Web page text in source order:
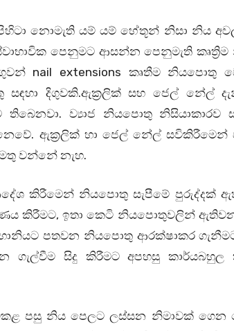
නොමැති යම් යම් හේතූන් නිසා නිය
පෙනුමට ආසන්න පෙනුමැති කෘත්‍රිම
nail extensions කෘතීම නියපොතු
සඳහා දිගුවකි.ඇක්‍රලික් සහ ජෙල් නේල්
තිබෙනවා. ව්‍යාජ නියපොතු
ඇක්‍රලික් හා ජෙල් නේල්
වන්නේ නැහ.
කිරීමෙන් නියපොතු සැපීමේ පුරුද්දක්
කිරීමට, ඉතා කෙටි නියපොතුවලින්
පතවන නියපොතු ආරක්ෂාකර
සිදු කිරීමට අපහසු කාර්යබහුල
පසු නිය පෙලට ලස්සන නිමාවක් ගෙන